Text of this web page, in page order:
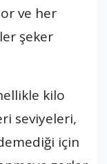
ve her
şeker
kilo
seviyeleri,
için